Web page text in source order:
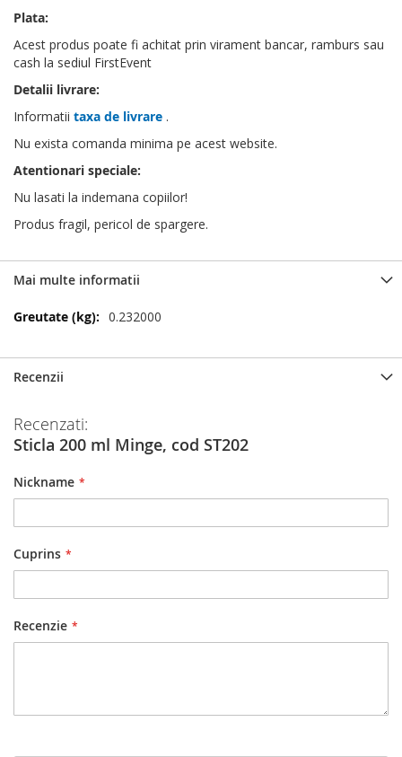
Plata:
Acest produs poate fi achitat prin virament bancar, ramburs sau
cash la sediul FirstEvent
Detalii livrare:
Informatii taxa de livrare .
Nu exista comanda minima pe acest website.
Atentionari speciale:
Nu lasati la indemana copiilor!
Produs fragil, pericol de spargere.
Mai multe informatii
Mai
0.232000
Recenzii
Recenzati:
Sticla 200 ml Minge, cod ST202
Nickname
Cuprins
Recenzie